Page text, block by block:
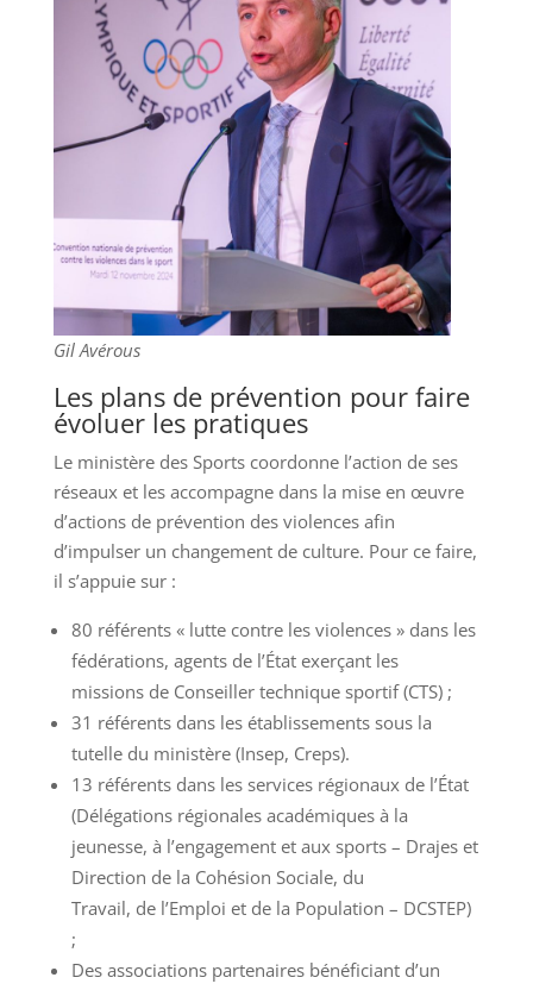
Gil Avérous
Les plans de prévention pour faire
évoluer les pratiques
Le ministère des Sports coordonne l’action de ses
réseaux et les accompagne dans la mise en œuvre
d’actions de prévention des violences afin
d’impulser un changement de culture. Pour ce faire,
il s’appuie sur :
80 référents « lutte contre les violences » dans les
fédérations, agents de l’État exerçant les
missions de Conseiller technique sportif (CTS) ;
31 référents dans les établissements sous la
tutelle du ministère (Insep, Creps).
13 référents dans les services régionaux de l’État
(Délégations régionales académiques à la
jeunesse, à l’engagement et aux sports – Drajes et
Direction de la Cohésion Sociale, du
Travail, de l’Emploi et de la Population – DCSTEP)
;
Des associations partenaires bénéficiant d’un